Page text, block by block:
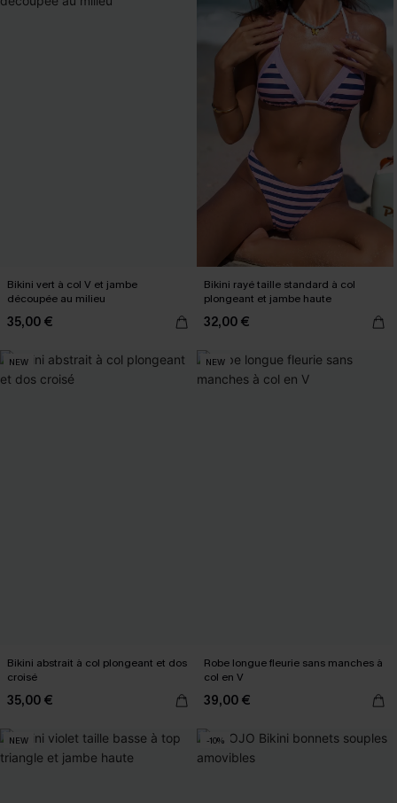
Bikini vert à col V et jambe
découpée au milieu
35,00 €
Bikini rayé taille standard à col
plongeant et jambe haute
32,00 €
NEW
Bikini abstrait à col plongeant et dos
croisé
35,00 €
NEW
Robe longue fleurie sans manches à
col en V
39,00 €
NEW -10%